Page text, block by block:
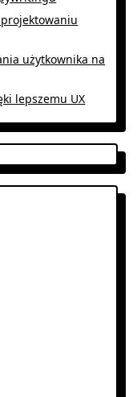
użytkownika na
lepszemu UX